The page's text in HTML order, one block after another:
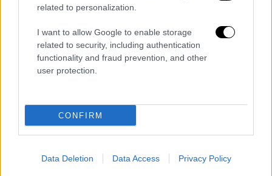
related to personalization.
I want to allow Google to enable storage
related to security, including authentication
functionality and fraud prevention, and other
user protection.
CONFIRM
Data Deletion Data Access Privacy Policy
Τα σχολιά σας δημοσιεύονται άμεσα με δική σας ευθύνη. Το
ΕΘΝΟΣ θα παρεμβαίνει και τα προσβλητικά σχόλια θα
διαγράφονται